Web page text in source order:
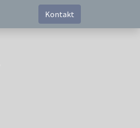
Kontakt